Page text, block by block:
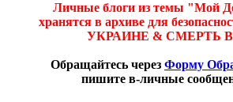
Личные блоги из темы "Мой
хранятся в архиве для
УКРАИНЕ & СМЕРТЬ
Обращайтесь через Форму
пишите в-личные